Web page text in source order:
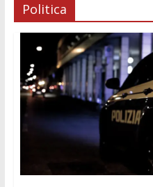
Politica